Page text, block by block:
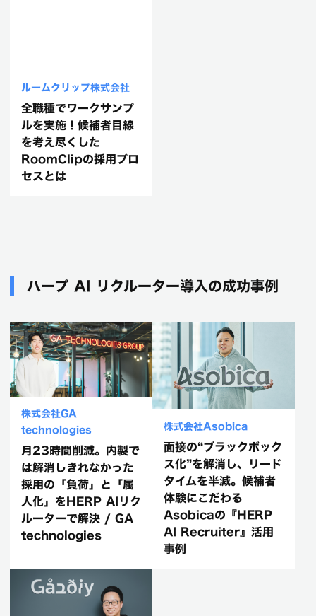
ルームクリップ株式会社
全職種でワークサンプ
ルを実施！候補者目線
を考え尽くした
RoomClipの採用プロ
セスとは
ハープ AI リクルーター導入の成功事例
株式会社GA
technologies
月23時間削減。内製で
は解消しきれなかった
採用の「負荷」と「属
人化」をHERP AIリク
ルーターで解決 / GA
technologies
株式会社Asobica
面接の“ブラックボック
ス化”を解消し、リード
タイムを半減。候補者
体験にこだわる
Asobicaの『HERP
AI Recruiter』活用
事例